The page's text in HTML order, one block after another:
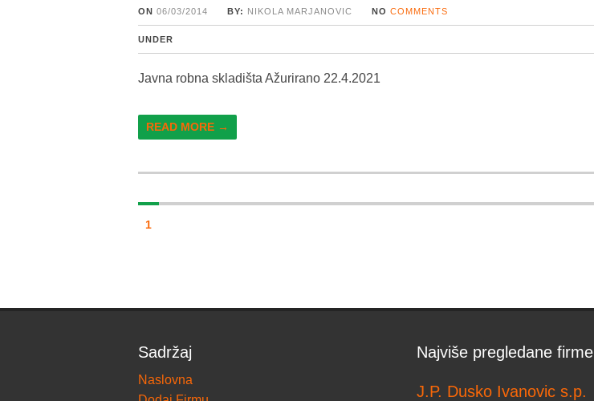
ON 06/03/2014 BY: NIKOLA MARJANOVIC NO COMMENTS
UNDER
Javna robna skladišta Ažurirano 22.4.2021
READ MORE →
1
Sadržaj
Naslovna
Najviše pregledane firme
J.P. Dusko Ivanovic s.p.